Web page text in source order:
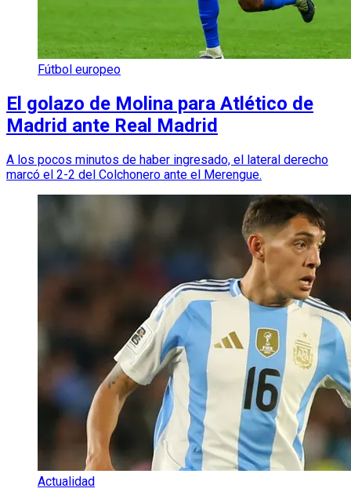
Fútbol europeo
El golazo de Molina para Atlético de
Madrid ante Real Madrid
A los pocos minutos de haber ingresado, el lateral derecho
marcó el 2-2 del Colchonero ante el Merengue.
Actualidad